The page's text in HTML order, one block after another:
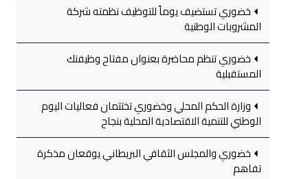
خضوري تستضيف يوماً للتوظيف نظمته شركة
المشروبات الوطنية
خضوري تنظم محاضرة بعنوان مفتاح وظيفتك
المستقبلية
وزارة الحكم المحلي وخضوري تختتمان فعاليات اليوم
الوطني للتنمية الاقتصادية المحلية بنجاح
خضوري والمجلس الثقافي البريطاني يوقعان مذكرة
تفاهم